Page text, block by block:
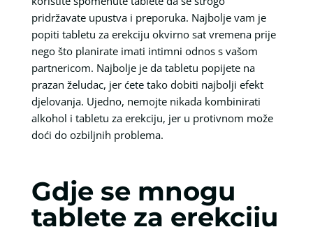
pridržavate upustva i preporuka. Najbolje vam je
popiti tabletu za erekciju okvirno sat vremena prije
nego što planirate imati intimni odnos s vašom
partnericom. Najbolje je da tabletu popijete na
prazan želudac, jer ćete tako dobiti najbolji efekt
djelovanja. Ujedno, nemojte nikada kombinirati
alkohol i tabletu za erekciju, jer u protivnom može
doći do ozbiljnih problema.
Gdje se mnogu
tablete za erekciju